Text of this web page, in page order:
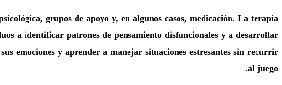
grupos de apoyo y, en algunos casos, medicación. La terapia
a identificar patrones de pensamiento disfuncionales y a desarrollar
emociones y aprender a manejar situaciones estresantes sin recurrir
al juego.